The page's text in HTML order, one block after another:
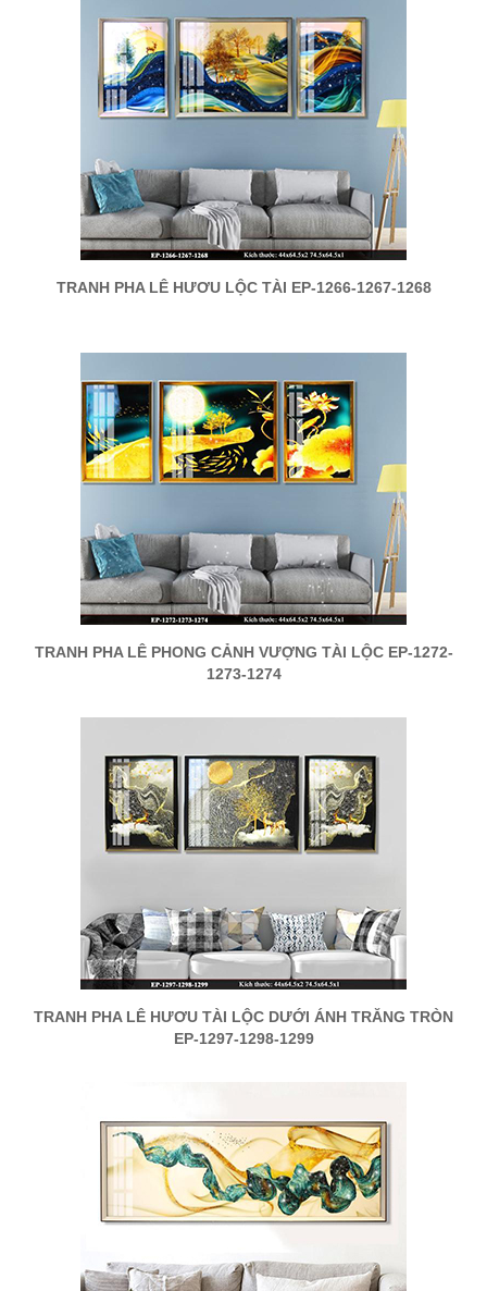
TRANH PHA LÊ HƯƠU LỘC TÀI EP-1266-1267-1268
TRANH PHA LÊ PHONG CẢNH VƯỢNG TÀI LỘC EP-1272-
1273-1274
TRANH PHA LÊ HƯƠU TÀI LỘC DƯỚI ÁNH TRĂNG TRÒN
EP-1297-1298-1299